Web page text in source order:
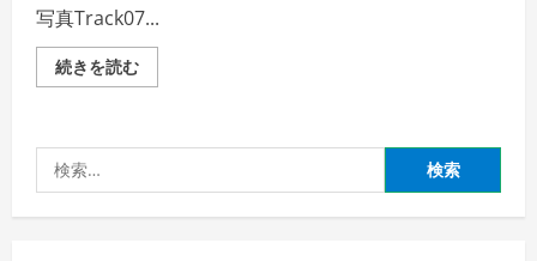
写真Track07...
続きを読む絶
体
市
Memories―
デ
索: